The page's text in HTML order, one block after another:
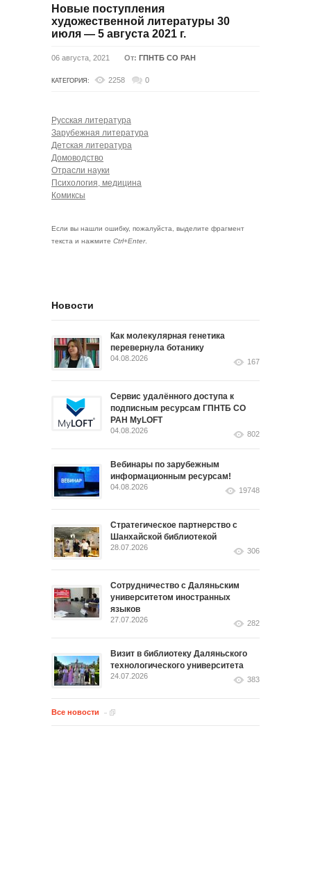
Новые поступления
художественной литературы 30
июля — 5 августа 2021 г.
06 августа, 2021 От: ГПНТБ СО РАН
КАТЕГОРИЯ: 2258 0
Русская литература
Зарубежная литература
Детская литература
Домоводство
Отрасли науки
Психология, медицина
Комиксы
Если вы нашли ошибку, пожалуйста, выделите фрагмент
текста и нажмите Ctrl+Enter.
Новости
Как молекулярная генетика
перевернула ботанику
04.08.2026 167
Сервис удалённого доступа к
подписным ресурсам ГПНТБ СО
РАН MyLOFT
04.08.2026 802
Вебинары по зарубежным
информационным ресурсам!
04.08.2026 19748
Стратегическое партнерство с
Шанхайской библиотекой
28.07.2026 306
Сотрудничество с Даляньским
университетом иностранных
языков
27.07.2026 282
Визит в библиотеку Даляньского
технологического университета
24.07.2026 383
Все новости